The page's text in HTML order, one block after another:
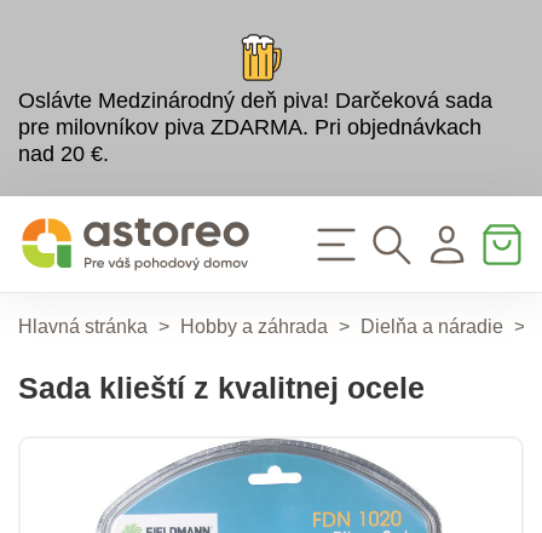
Oslávte Medzinárodný deň piva! Darčeková sada
pre milovníkov piva ZDARMA. Pri objednávkach
nad 20 €.
Hlavná stránka > Hobby a záhrada > Dielňa a náradie >
Sada klieští z kvalitnej ocele